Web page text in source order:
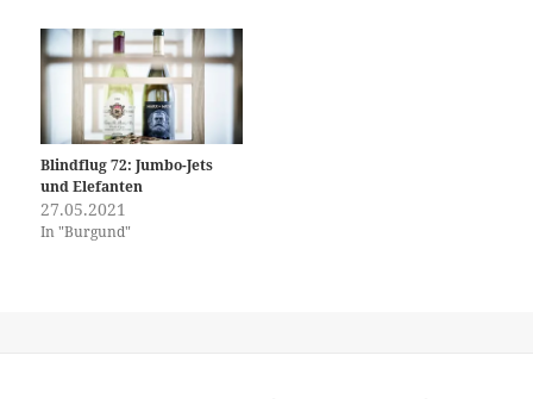
Blindflug 72: Jumbo-Jets
und Elefanten
27.05.2021
In "Burgund"